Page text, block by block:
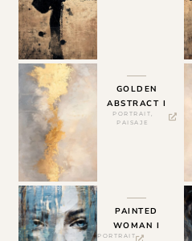
GOLDEN
ABSTRACT I
PORTRAIT,
PAISAJE
PAINTED
WOMAN I
PORTRAIT